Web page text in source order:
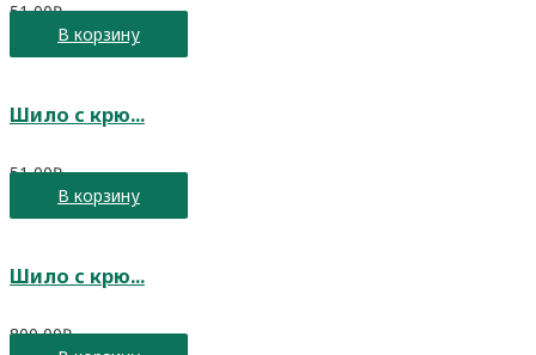
51,00₽
В корзину
Шило с крю...
51,00₽
В корзину
Шило с крю...
800,00₽